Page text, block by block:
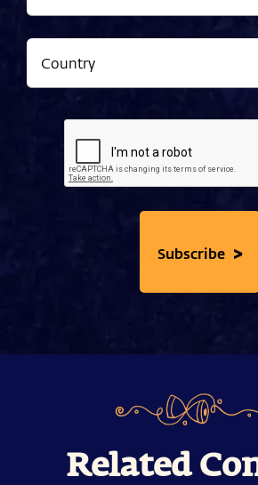
Subscribe >
Related